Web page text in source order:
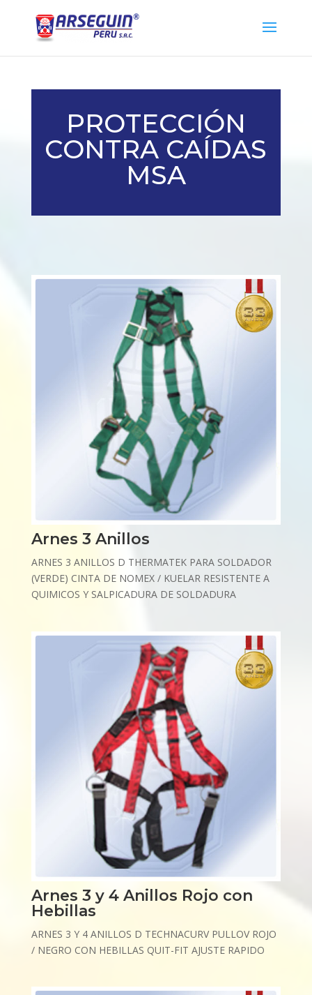
PROTECCIÓN
CONTRA CAÍDAS
MSA
Arnes 3 Anillos
ARNES 3 ANILLOS D THERMATEK PARA SOLDADOR
(VERDE) CINTA DE NOMEX / KUELAR RESISTENTE A
QUIMICOS Y SALPICADURA DE SOLDADURA
Arnes 3 y 4 Anillos Rojo con
Hebillas
ARNES 3 Y 4 ANILLOS D TECHNACURV PULLOV ROJO
/ NEGRO CON HEBILLAS QUIT-FIT AJUSTE RAPIDO